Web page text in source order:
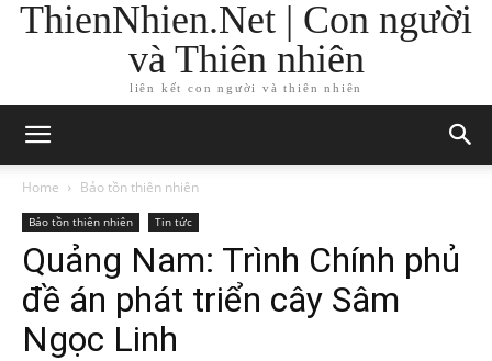
ThienNhien.Net | Con người
và Thiên nhiên
liên kết con người và thiên nhiên
Home Bảo tồn thiên nhiên
Bảo tồn thiên nhiên Tin tức
Quảng Nam: Trình Chính phủ
đề án phát triển cây Sâm
Ngọc Linh